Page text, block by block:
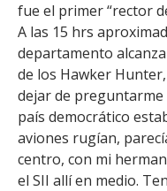
fue el primer “rector
A las 15 hrs
departamento
de los Hawker
dejar de
país democrático
aviones rugían,
centro, con mi
el SII allí en medio.